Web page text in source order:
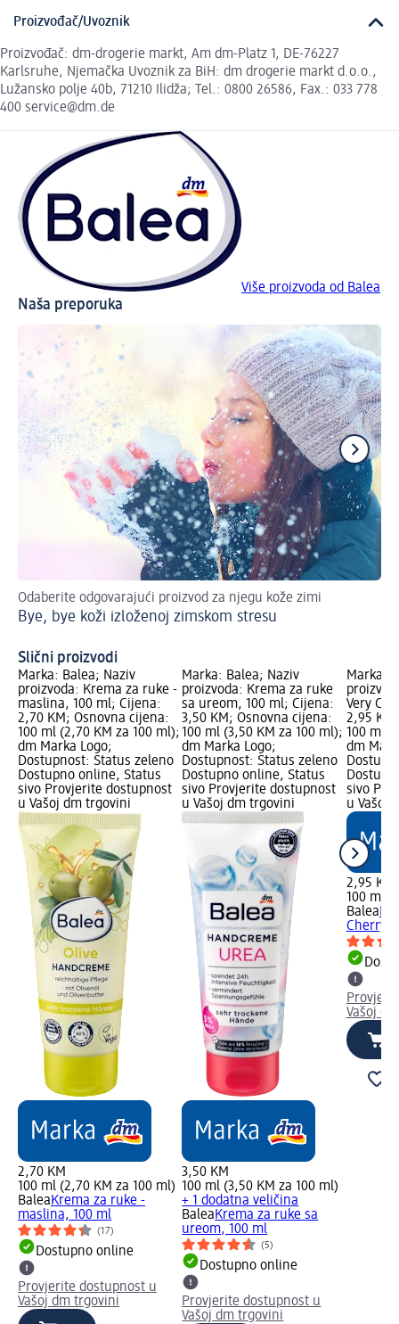
Proizvođač/Uvoznik
Proizvođač: dm-drogerie markt, Am dm-Platz 1, DE-76227
Karlsruhe, Njemačka Uvoznik za BiH: dm drogerie markt d.o.o.,
Lužansko polje 40b, 71210 Ilidža; Tel.: 0800 26586, Fax.: 033 778
400 service@dm.de
Više proizvoda od Balea
Naša preporuka
Odaberite odgovarajući proizvod za njegu kože zimi
Bye, bye koži izloženoj zimskom stresu
Slični proizvodi
Marka: Balea; Naziv
proizvoda: Krema za ruke -
maslina, 100 ml; Cijena:
2,70 KM; Osnovna cijena:
100 ml (2,70 KM za 100 ml);
dm Marka Logo;
Dostupnost: Status zeleno
Dostupno online, Status
sivo Provjerite dostupnost
u Vašoj dm trgovini
2,70 KM
100 ml (2,70 KM za 100 ml)
BaleaKrema za ruke -
maslina, 100 ml
(17)
Dostupno online
Provjerite dostupnost u
Vašoj dm trgovini
Marka: Balea; Naziv
proizvoda: Krema za ruke
sa ureom, 100 ml; Cijena:
3,50 KM; Osnovna cijena:
100 ml (3,50 KM za 100 ml);
dm Marka Logo;
Dostupnost: Status zeleno
Dostupno online, Status
sivo Provjerite dostupnost
u Vašoj dm trgovini
3,50 KM
100 ml (3,50 KM za 100 ml)
+ 1 dodatna veličina
BaleaKrema za ruke sa
ureom, 100 ml
(5)
Dostupno online
Provjerite dostupnost u
Vašoj dm trgovini
Marka:
Very
2,95
100 ml
dm
sivo
u Vašoj
2,95 KM
100 ml
Balea
Cherry,
Vašoj